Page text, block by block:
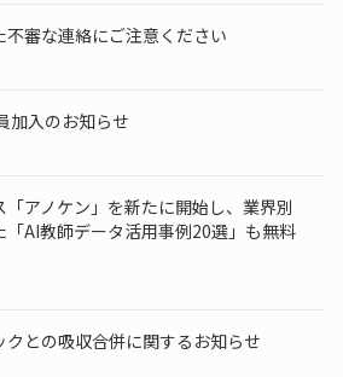
不審な連絡にご注意ください
加入のお知らせ
アノケン」を新たに開始し、業界別
「AI教師データ活用事例20選」も無料
との吸収合併に関するお知らせ